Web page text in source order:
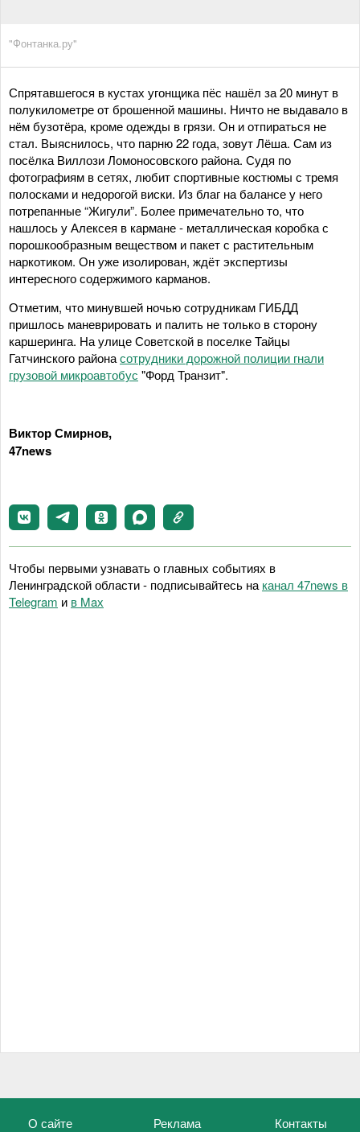
"Фонтанка.ру"
Спрятавшегося в кустах угонщика пёс нашёл за 20 минут в
полукилометре от брошенной машины. Ничто не выдавало в
нём бузотёра, кроме одежды в грязи. Он и отпираться не
стал. Выяснилось, что парню 22 года, зовут Лёша. Сам из
посёлка Виллози Ломоносовского района. Судя по
фотографиям в сетях, любит спортивные костюмы с тремя
полосками и недорогой виски. Из благ на балансе у него
потрепанные “Жигули”. Более примечательно то, что
нашлось у Алексея в кармане - металлическая коробка с
порошкообразным веществом и пакет с растительным
наркотиком. Он уже изолирован, ждёт экспертизы
интересного содержимого карманов.
Отметим, что минувшей ночью сотрудникам ГИБДД
пришлось маневрировать и палить не только в сторону
каршеринга. На улице Советской в поселке Тайцы
Гатчинского районасотрудники дорожной полиции гнали
грузовой микроавтобус "Форд Транзит".
Виктор Смирнов,
47news
Чтобы первыми узнавать о главных событиях в
Ленинградской области - подписывайтесь наканал 47news в
Telegram и в Maх
О сайте Реклама Контакты